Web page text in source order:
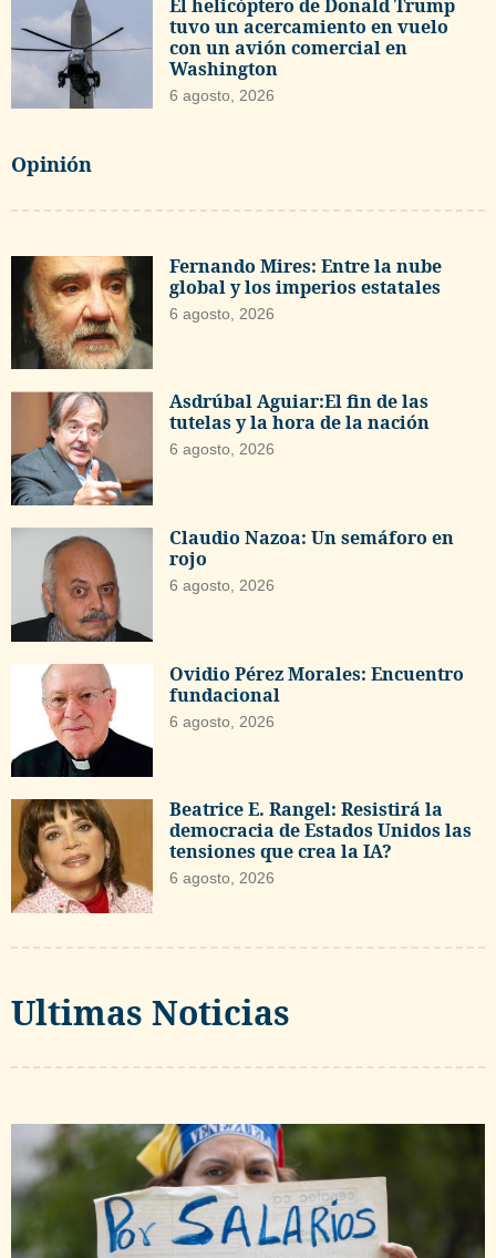
El helicóptero de Donald Trump
tuvo un acercamiento en vuelo
con un avión comercial en
Washington
6 agosto, 2026
Opinión
Fernando Mires: Entre la nube
global y los imperios estatales
6 agosto, 2026
Asdrúbal Aguiar:El fin de las
tutelas y la hora de la nación
6 agosto, 2026
Claudio Nazoa: Un semáforo en
rojo
6 agosto, 2026
Ovidio Pérez Morales: Encuentro
fundacional
6 agosto, 2026
Beatrice E. Rangel: Resistirá la
democracia de Estados Unidos las
tensiones que crea la IA?
6 agosto, 2026
Ultimas Noticias